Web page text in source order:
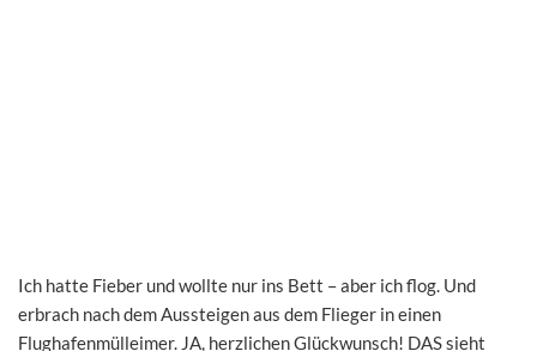
Ich hatte Fieber und wollte nur ins Bett – aber ich flog. Und
erbrach nach dem Aussteigen aus dem Flieger in einen
Flughafenmülleimer. JA, herzlichen Glückwunsch! DAS sieht